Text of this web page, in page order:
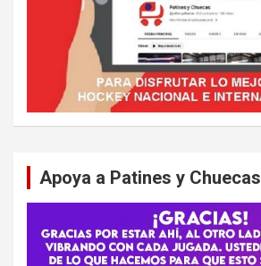
Apoya a Patines y Chuecas